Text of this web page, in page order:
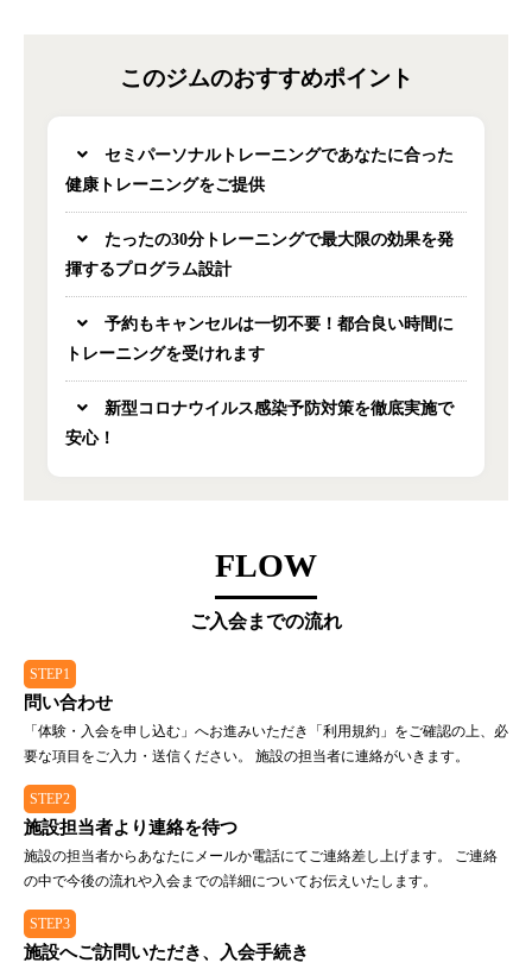
このジムのおすすめポイント
セミパーソナルトレーニングであなたに合った
健康トレーニングをご提供
たったの30分トレーニングで最大限の効果を発
揮するプログラム設計
予約もキャンセルは一切不要！都合良い時間に
トレーニングを受けれます
新型コロナウイルス感染予防対策を徹底実施で
安心！
FLOW
ご入会までの流れ
STEP1
問い合わせ
「体験・入会を申し込む」へお進みいただき「利用規約」をご確認の上、必
要な項目をご入力・送信ください。 施設の担当者に連絡がいきます。
STEP2
施設担当者より連絡を待つ
施設の担当者からあなたにメールか電話にてご連絡差し上げます。 ご連絡
の中で今後の流れや入会までの詳細についてお伝えいたします。
STEP3
施設へご訪問いただき、入会手続き